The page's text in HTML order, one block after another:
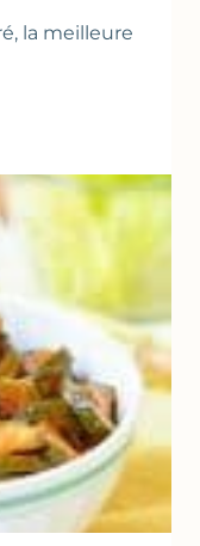
la meilleure